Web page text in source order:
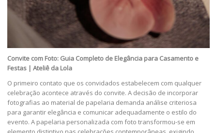
Convite com Foto: Guia Completo de Elegância para Casamento e
Festas | Ateliê da Lola
O primeiro contato que os convidados estabelecem com qualquer
celebração acontece através do convite. A decisão de incorporar
fotografias ao material de papelaria demanda análise criteriosa
para garantir elegância e comunicar adequadamente o estilo do
evento. A papelaria personalizada com foto transformou-se em